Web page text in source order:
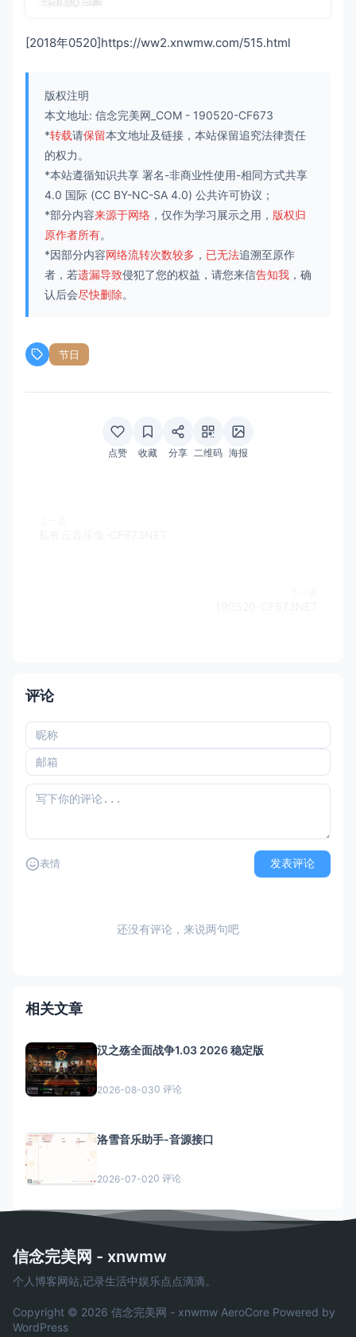
[2018年0520]https://ww2.xnwmw.com/515.html
版权注明
本文地址: 信念完美网_COM - 190520-CF673
*转载请保留本文地址及链接，本站保留追究法律责任
的权力。
*本站遵循知识共享 署名-非商业性使用-相同方式共享
4.0 国际 (CC BY-NC-SA 4.0) 公共许可协议；
*部分内容来源于网络 ，仅作为学习展示之用， 版权归
原作者所有。
*因部分内容网络流转次数较多 ， 已无法追溯至原作
者，若遗漏导致侵犯了您的权益，请您来信告知我 ，确
认后会尽快删除。
节日
点赞 收藏 分享 二维码 海报
评论
表情 发表评论
还没有评论，来说两句吧
相关文章
汉之殇全面战争1.03 2026 稳定版
2026-08-030 评论
洛雪音乐助手-音源接口
2026-07-020 评论
信念完美网 - xnwmw
个人博客网站,记录生活中娱乐点点滴滴。
Copyright © 2026 信念完美网 - xnwmw AeroCore Powered by
WordPress